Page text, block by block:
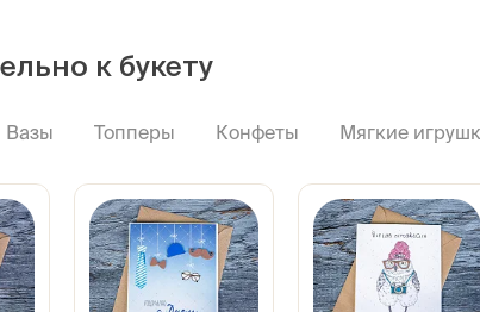
к букету
Вазы Топперы Конфеты Мягкие